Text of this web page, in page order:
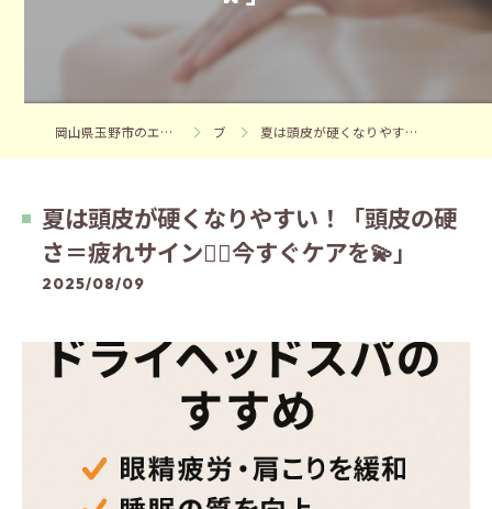
岡山県玉野市のエステならフェイシャルエステサロンMOKU ブログ 夏は頭皮が硬くなりやすい！「頭皮の硬さ＝疲れサイン😵‍💫今すぐケアを💫」
夏は頭皮が硬くなりやすい！「頭皮の硬
さ＝疲れサイン😵‍💫今すぐケアを💫」
2025/08/09